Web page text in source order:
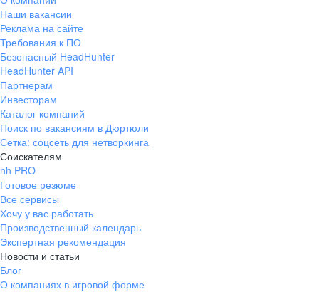
Наши вакансии
Реклама на сайте
Требования к ПО
Безопасный HeadHunter
HeadHunter API
Партнерам
Инвесторам
Каталог компаний
Поиск по вакансиям в Дюртюли
Сетка: соцсеть для нетворкинга
Соискателям
hh PRO
Готовое резюме
Все сервисы
Хочу у вас работать
Производственный календарь
Экспертная рекомендация
Новости и статьи
Блог
О компаниях в игровой форме